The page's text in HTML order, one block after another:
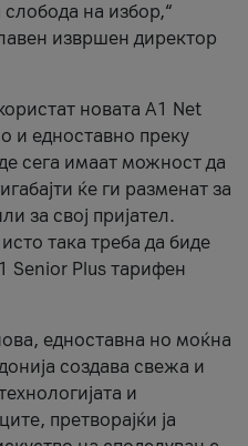
слобода на избор,“
извршен директор
новата А1 Net
и едноставно преку
сега имаат можност да
ќе ги разменат за
за свој пријател.
така треба да биде
Senior Plus тарифен
едноставна но моќна
создава свежа и
и
претворајќи ја